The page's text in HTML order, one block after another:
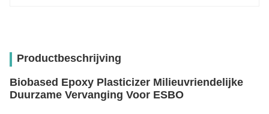
Productbeschrijving
Biobased Epoxy Plasticizer Milieuvriendelijke
Duurzame Vervanging Voor ESBO